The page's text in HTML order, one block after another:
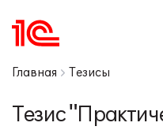
Главная Тезисы
Тезис